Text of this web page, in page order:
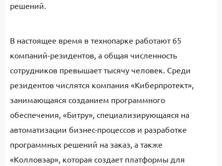
решений.
В настоящее время в технопарке работают 65
компаний-резидентов, а общая численность
сотрудников превышает тысячу человек. Среди
резидентов числятся компания «Киберпротект»,
занимающаяся созданием программного
обеспечения, «Битру», специализирующаяся на
автоматизации бизнес-процессов и разработке
программных решений на заказ, а также
«Колловэар», которая создает платформы для